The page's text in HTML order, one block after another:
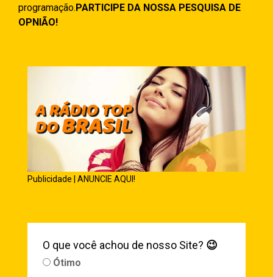
programação. PARTICIPE DA NOSSA PESQUISA DE
OPNIÃO!
Publicidade | ANUNCIE AQUI!
O que você achou de nosso Site? 😉
Ótimo